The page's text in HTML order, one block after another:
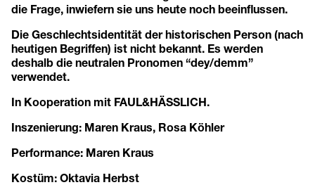
die Frage, inwiefern sie uns heute noch beeinflussen.
Die Geschlechtsidentität der historischen Person (nach
heutigen Begriffen) ist nicht bekannt. Es werden
deshalb die neutralen Pronomen “dey/demm”
verwendet.
In Kooperation mit FAUL&HÄSSLICH.
Inszenierung: Maren Kraus, Rosa Köhler
Performance: Maren Kraus
Kostüm: Oktavia Herbst